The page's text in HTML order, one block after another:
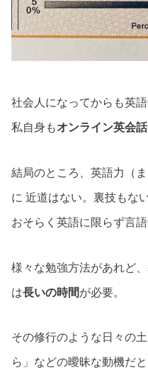
社会人になってからも英
私自身もオンライン英会話
結局のところ、英語力（
に 近道はない。裏技もな
おそらく英語に限らず言
様々な勉強方法があれど
は長いの時間が必要。
その修行のような日々の
ら」などの曖昧な動機だ